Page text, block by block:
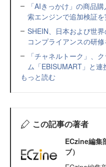
「AIきっかけ」の商品
索エンジンで追加検証
SHEIN、日本および世
コンプライアンスの研
「チャネルトーク」、
ム「EBISUMART」と連
もっと読む
この記事の著者
ECzine編集
ブ）